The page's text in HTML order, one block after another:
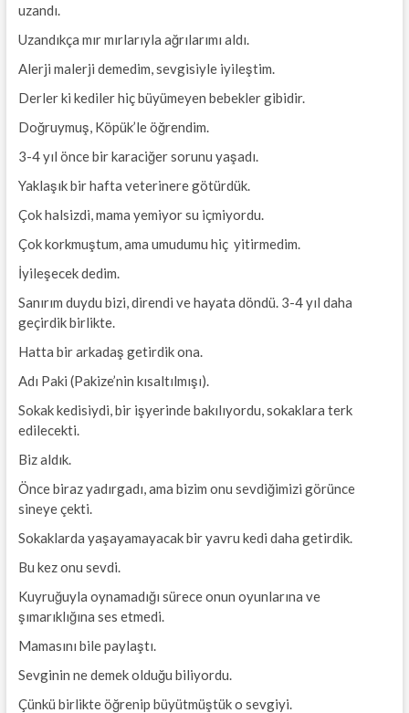
uzandı.
Uzandıkça mır mırlarıyla ağrılarımı aldı.
Alerji malerji demedim, sevgisiyle iyileştim.
Derler ki kediler hiç büyümeyen bebekler gibidir.
Doğruymuş, Köpük’le öğrendim.
3-4 yıl önce bir karaciğer sorunu yaşadı.
Yaklaşık bir hafta veterinere götürdük.
Çok halsizdi, mama yemiyor su içmiyordu.
Çok korkmuştum, ama umudumu hiç yitirmedim.
İyileşecek dedim.
Sanırım duydu bizi, direndi ve hayata döndü. 3-4 yıl daha
geçirdik birlikte.
Hatta bir arkadaş getirdik ona.
Adı Paki (Pakize’nin kısaltılmışı).
Sokak kedisiydi, bir işyerinde bakılıyordu, sokaklara terk
edilecekti.
Biz aldık.
Önce biraz yadırgadı, ama bizim onu sevdiğimizi görünce
sineye çekti.
Sokaklarda yaşayamayacak bir yavru kedi daha getirdik.
Bu kez onu sevdi.
Kuyruğuyla oynamadığı sürece onun oyunlarına ve
şımarıklığına ses etmedi.
Mamasını bile paylaştı.
Sevginin ne demek olduğu biliyordu.
Çünkü birlikte öğrenip büyütmüştük o sevgiyi.